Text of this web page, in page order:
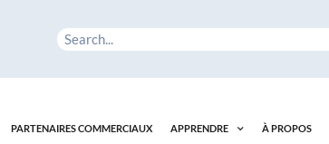
Rechercher
PARTENAIRES COMMERCIAUX APPRENDRE À PROPOS